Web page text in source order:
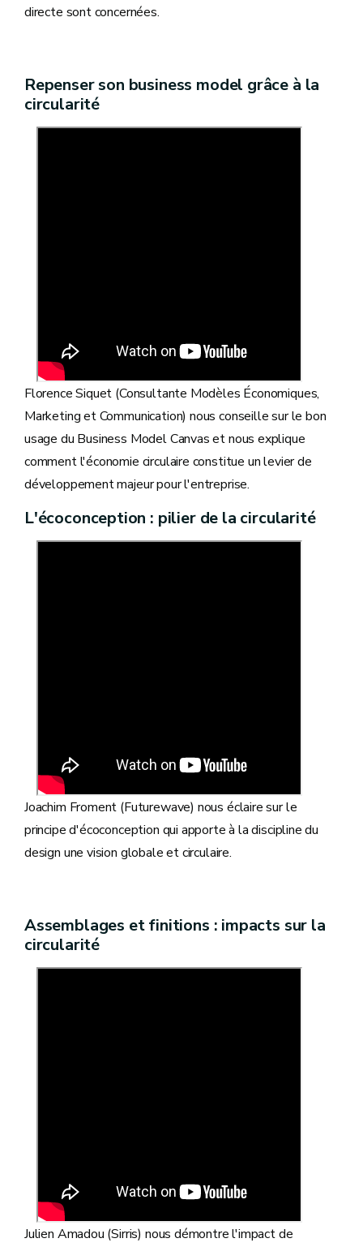
directe sont concernées.
Repenser son business model grâce à la
circularité
Florence Siquet (Consultante Modèles Économiques,
Marketing et Communication) nous conseille sur le bon
usage du Business Model Canvas et nous explique
comment l'économie circulaire constitue un levier de
développement majeur pour l'entreprise.
L'écoconception : pilier de la circularité
Joachim Froment (Futurewave) nous éclaire sur le
principe d'écoconception qui apporte à la discipline du
design une vision globale et circulaire.
Assemblages et finitions : impacts sur la
circularité
Julien Amadou (Sirris) nous démontre l'impact de